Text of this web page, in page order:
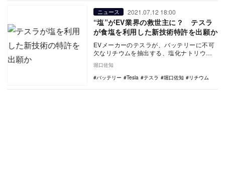
ニュース 2021.07.12 18:00
“塩”がEV業界の救世主に？ テスラ
が食塩を利用した新技術特許を出願か
EVメーカーのテスラが、バッテリーに不可
欠なリチウムを抽出する、塩化ナトリウム
メディア『E…
堀口佐知
バッテリー
Tesla テスラ 堀口佐知 リチウム